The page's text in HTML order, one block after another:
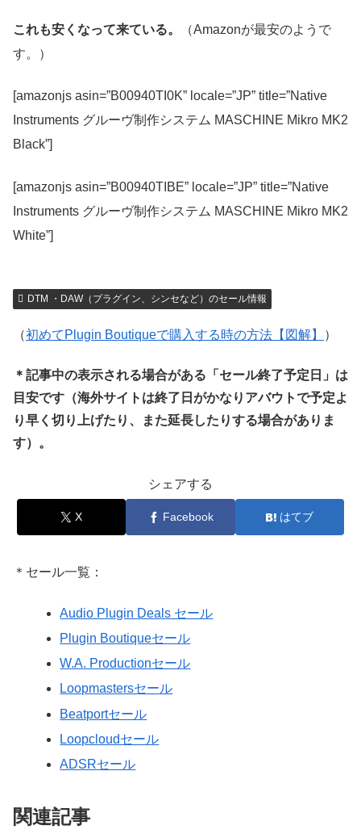
これも安くなって来ている。
（Amazonが最安のようで
す。）
[amazonjs asin=”B00940TI0K” locale=”JP” title=”Native
Instruments グルーヴ制作システム MASCHINE Mikro MK2
Black”]
[amazonjs asin=”B00940TIBE” locale=”JP” title=”Native
Instruments グルーヴ制作システム MASCHINE Mikro MK2
White”]
DTM ・DAW（プラグイン、シンセなど）のセール情報
（初めてPlugin Boutiqueで購入する時の方法【図解】 ）
＊記事中の表示される場合がある「セール終了予定日」は
目安です（海外サイトは終了日がかなりアバウトで予定よ
り早く切り上げたり、また延長したりする場合がありま
す）。
シェアする
X Facebook はてブ
＊セール一覧：
Audio Plugin Deals セール
Plugin Boutiqueセール
W.A. Productionセール
Loopmastersセール
Beatportセール
Loopcloudセール
ADSRセール
関連記事